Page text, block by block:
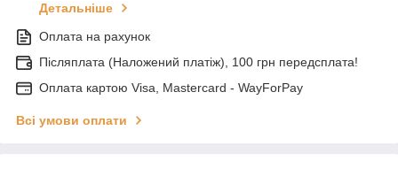
Детальніше
Оплата на рахунок
Післяплата (Наложений платіж), 100 грн передсплата!
Оплата картою Visa, Mastercard - WayForPay
Всі умови оплати